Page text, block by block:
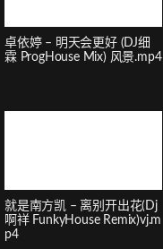
卓依婷 – 明天会更好 (DJ细
霖 ProgHouse Mix) 风景.mp4
就是南方凯 – 离别开出花(Dj
啊祥 FunkyHouse Remix)vj.m
p4